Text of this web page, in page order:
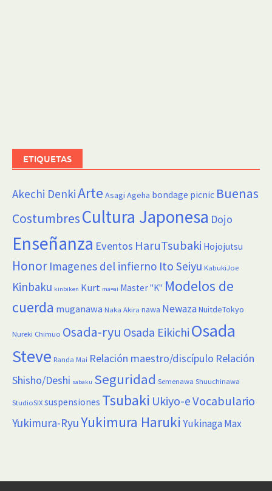
ETIQUETAS
Akechi DenkiArte Asagi Ageha bondage picnic Buenas
CostumbresCultura Japonesa Dojo
Enseñanza Eventos HaruTsubaki Hojojutsu
Honor Imagenes del infierno Ito Seiyu KabukiJoe
Kinbaku kinbiken Kurt ma=ai Master "K" Modelos de
cuerda muganawa Naka Akira nawa NewazaNuitdeTokyo
Nureki Chimuo Osada-ryu Osada Eikichi Osada
Steve Randa Mai Relación maestro/discípulo Relación
Shisho/Deshi sabaku Seguridad Semenawa Shuuchinawa
StudioSIX suspensiones Tsubaki Ukiyo-eVocabulario
Yukimura-RyuYukimura Haruki Yukinaga Max